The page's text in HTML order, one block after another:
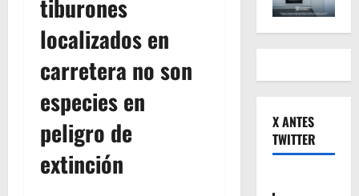
tiburones
localizados en
carretera no son
especies en
peligro de
extinción
X ANTES
TWITTER